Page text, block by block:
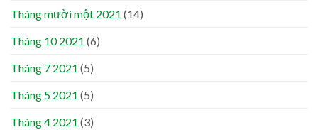
Tháng mười một 2021 (14)
Tháng 10 2021 (6)
Tháng 7 2021 (5)
Tháng 5 2021 (5)
Tháng 4 2021 (3)